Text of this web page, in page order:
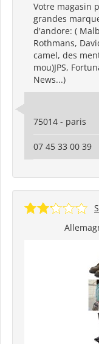
Votre magasin
grandes
d'andore: (
Rothmans,
camel, des
mou)JPS,
News...)
75014 - paris
07 45 33 00 39